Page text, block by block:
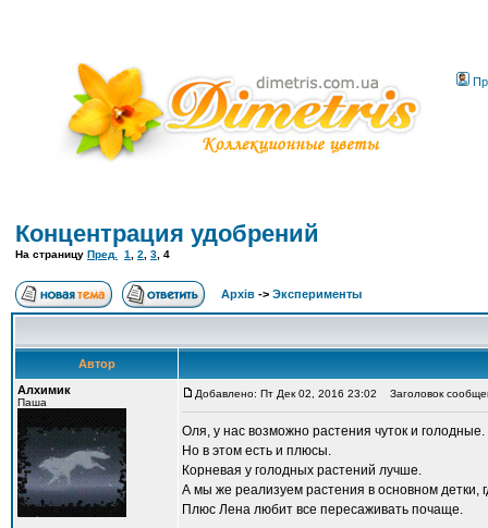
Концентрация удобрений
На страницу Пред. 1 2 3 4
Архів -> Эксперименты
Автор
Алхимик
Паша
Добавлено: Пт Дек 02, 2016 23:02 Заголовок
Оля, у нас возможно растения чуток и голодные.
Но в этом есть и плюсы.
Корневая у голодных растений лучше.
А мы же реализуем растения в основном детки,
Плюс Лена любит все пересаживать почаще.